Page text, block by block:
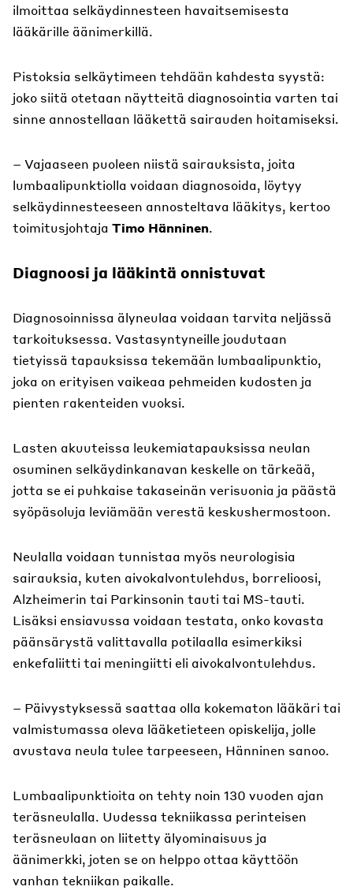
ilmoittaa selkäydinnesteen havaitsemisesta
lääkärille äänimerkillä.
Pistoksia selkäytimeen tehdään kahdesta syystä:
joko siitä otetaan näytteitä diagnosointia varten tai
sinne annostellaan lääkettä sairauden hoitamiseksi.
– Vajaaseen puoleen niistä sairauksista, joita
lumbaalipunktiolla voidaan diagnosoida, löytyy
selkäydinnesteeseen annosteltava lääkitys, kertoo
toimitusjohtaja Timo Hänninen.
Diagnoosi ja lääkintä onnistuvat
Diagnosoinnissa älyneulaa voidaan tarvita neljässä
tarkoituksessa. Vastasyntyneille joudutaan
tietyissä tapauksissa tekemään lumbaalipunktio,
joka on erityisen vaikeaa pehmeiden kudosten ja
pienten rakenteiden vuoksi.
Lasten akuuteissa leukemiatapauksissa neulan
osuminen selkäydinkanavan keskelle on tärkeää,
jotta se ei puhkaise takaseinän verisuonia ja päästä
syöpäsoluja leviämään verestä keskushermostoon.
Neulalla voidaan tunnistaa myös neurologisia
sairauksia, kuten aivokalvontulehdus, borrelioosi,
Alzheimerin tai Parkinsonin tauti tai MS-tauti.
Lisäksi ensiavussa voidaan testata, onko kovasta
päänsärystä valittavalla potilaalla esimerkiksi
enkefaliitti tai meningiitti eli aivokalvontulehdus.
– Päivystyksessä saattaa olla kokematon lääkäri tai
valmistumassa oleva lääketieteen opiskelija, jolle
avustava neula tulee tarpeeseen, Hänninen sanoo.
Lumbaalipunktioita on tehty noin 130 vuoden ajan
teräsneulalla. Uudessa tekniikassa perinteisen
teräsneulaan on liitetty älyominaisuus ja
äänimerkki, joten se on helppo ottaa käyttöön
vanhan tekniikan paikalle.